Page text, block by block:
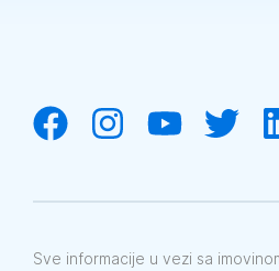
Sve informacije u vezi sa